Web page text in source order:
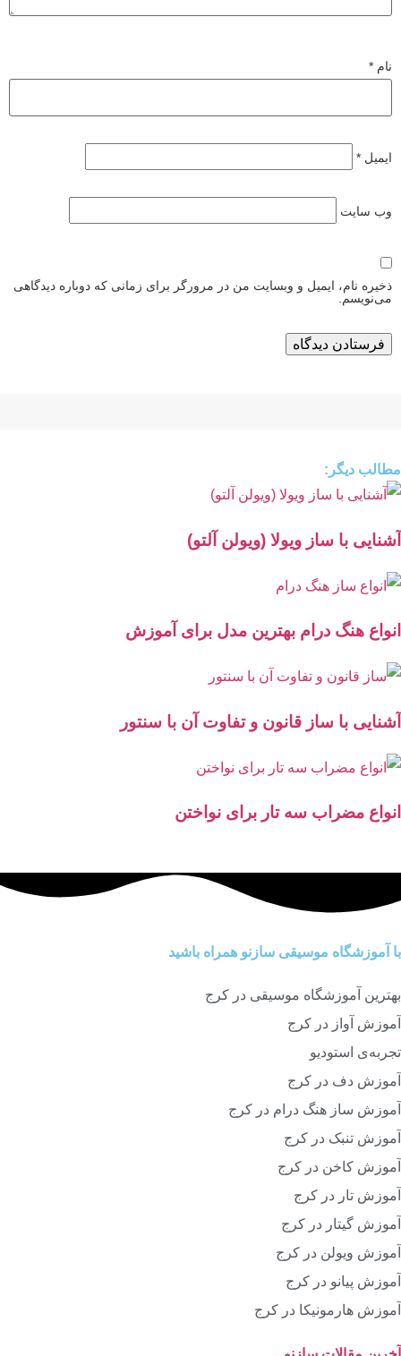
نام *
ایمیل *
وب‌ سایت
ذخیره نام، ایمیل و وبسایت من در مرورگر برای زمانی که دوباره دیدگاهی
می‌نویسم.
مطالب دیگر:
آشنایی با ساز ویولا (ویولن آلتو)
انواع هنگ درام بهترین مدل برای آموزش
آشنایی با ساز قانون و تفاوت آن با سنتور
انواع مضراب سه تار برای نواختن
با آموزشگاه موسیقی سازنو همراه باشید
بهترین آموزشگاه موسیقی در کرج
آموزش آواز در کرج
تجربه‌ی استودیو
آموزش دف در کرج
آموزش ساز هنگ درام در کرج
آموزش تنبک در کرج
آموزش کاخن در کرج
آموزش تار در کرج
آموزش گیتار در کرج
آموزش ویولن در کرج
آموزش پیانو در کرج
آموزش هارمونیکا در کرج